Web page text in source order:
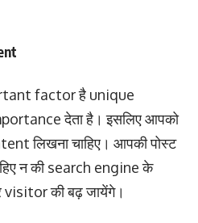
factor है unique
देता है। इसलिए आपको
लिखना चाहिए। आपकी पोस्ट
न की search engine के
की बढ़ जायेंगे।